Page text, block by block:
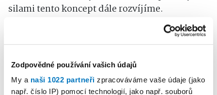
Zodpovědné používání vašich údajů
My a naši 1022 partneři zpracováváme vaše údaje (jako
např. číslo IP) pomocí technologií, jako např. souborů
silami tento koncept dále rozvíjíme.
Zpátky ale k letošnímu ročníku. Dvacet osm
halových turnajů je pořádné číslo, což se
jistě odráží na náročné organizaci.
Po organizační a finanční stránce je to velký
moloch, který každý rok narůstá, což je ale jen